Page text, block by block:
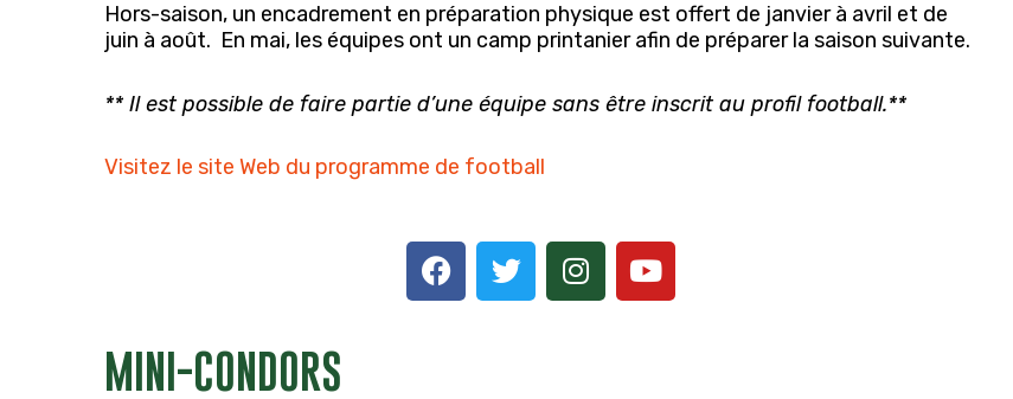
Hors-saison, un encadrement en préparation physique est offert de janvier à avril et de
juin à août. En mai, les équipes ont un camp printanier afin de préparer la saison suivante.
** Il est possible de faire partie d’une équipe sans être inscrit au profil football.**
Visitez le site Web du programme de football
F
a
T
w
I
n
Y
o
MINI-CONDORS